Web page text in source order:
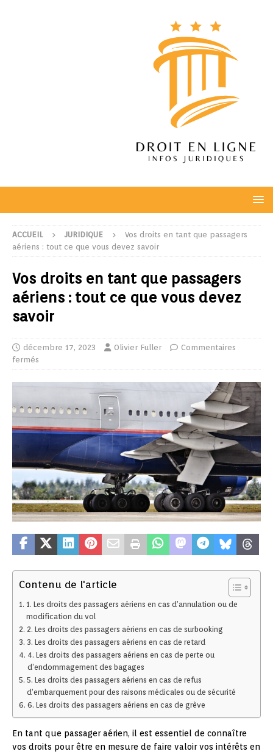
ACCUEIL JURIDIQUE
Vos droits en tant que passagers
aériens : tout ce que vous devez savoir
Vos droits en tant que passagers
aériens : tout ce que vous devez
savoir
décembre 17, 2023 Olivier Fuller
Commentaires
fermés
Contenu de l'article
1. Les droits des passagers aériens en cas d’annulation ou de
modification du vol
2. Les droits des passagers aériens en cas de surbooking
3. Les droits des passagers aériens en cas de retard
4. Les droits des passagers aériens en cas de perte ou
d’endommagement des bagages
5. Les droits des passagers aériens en cas de refus
d’embarquement pour des raisons médicales ou de sécurité
6. Les droits des passagers aériens en cas de grève
En tant que passager aérien, il est essentiel de connaître
vos droits pour être en mesure de faire valoir vos intérêts en